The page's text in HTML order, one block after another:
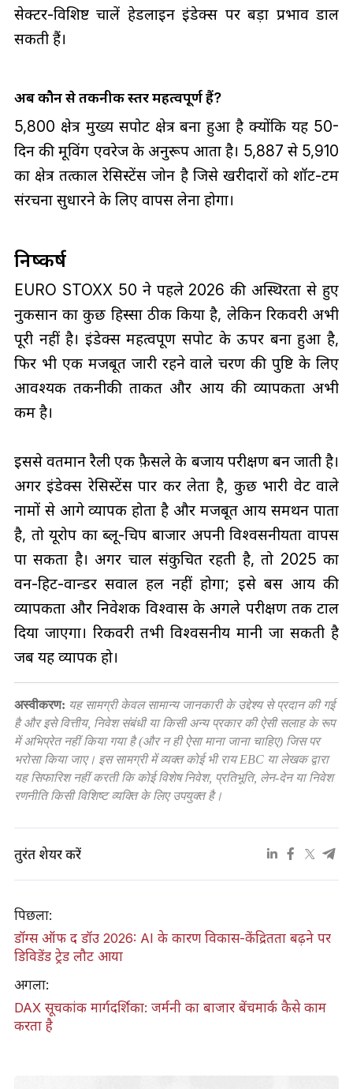
सेक्टर-विशिष्ट चालें हेडलाइन इंडेक्स पर बड़ा प्रभाव डाल
सकती हैं।
अब कौन से तकनीकी स्तर महत्वपूर्ण हैं?
5,800 क्षेत्र मुख्य सपोर्ट क्षेत्र बना हुआ है क्योंकि यह 50-
दिन की मूविंग एवरेज के अनुरूप आता है। 5,887 से 5,910
का क्षेत्र तत्काल रेसिस्टेंस जोन है जिसे खरीदारों को शॉर्ट-टर्म
संरचना सुधारने के लिए वापस लेना होगा।
निष्कर्ष
EURO STOXX 50 ने पहले 2026 की अस्थिरता से हुए
नुकसान का कुछ हिस्सा ठीक किया है, लेकिन रिकवरी अभी
पूरी नहीं है। इंडेक्स महत्वपूर्ण सपोर्ट के ऊपर बना हुआ है,
फिर भी एक मजबूत जारी रहने वाले चरण की पुष्टि के लिए
आवश्यक तकनीकी ताकत और आय की व्यापकता अभी
कम है।
इससे वर्तमान रैली एक फ़ैसले के बजाय परीक्षण बन जाती है।
अगर इंडेक्स रेसिस्टेंस पार कर लेता है, कुछ भारी वेट वाले
नामों से आगे व्यापक होता है और मजबूत आय समर्थन पाता
है, तो यूरोप का ब्लू-चिप बाजार अपनी विश्वसनीयता वापस
पा सकता है। अगर चाल संकुचित रहती है, तो 2025 का
वन-हिट-वान्डर सवाल हल नहीं होगा; इसे बस आय की
व्यापकता और निवेशक विश्वास के अगले परीक्षण तक टाल
दिया जाएगा। रिकवरी तभी विश्वसनीय मानी जा सकती है
जब यह व्यापक हो।
अस्वीकरण: यह सामग्री केवल सामान्य जानकारी के उद्देश्य से प्रदान की गई
है और इसे वित्तीय, निवेश संबंधी या किसी अन्य प्रकार की ऐसी सलाह के रूप
में अभिप्रेत नहीं किया गया है (और न ही ऐसा माना जाना चाहिए) जिस पर
भरोसा किया जाए। इस सामग्री में व्यक्त कोई भी राय EBC या लेखक द्वारा
यह सिफारिश नहीं करती कि कोई विशेष निवेश, प्रतिभूति, लेन-देन या निवेश
रणनीति किसी विशिष्ट व्यक्ति के लिए उपयुक्त है।
तुरंत शेयर करें
पिछला:
डॉग्स ऑफ द डॉउ 2026: AI के कारण विकास-केंद्रितता बढ़ने पर
डिविडेंड ट्रेड लौट आया
अगला:
DAX सूचकांक मार्गदर्शिका: जर्मनी का बाजार बेंचमार्क कैसे काम
करता है